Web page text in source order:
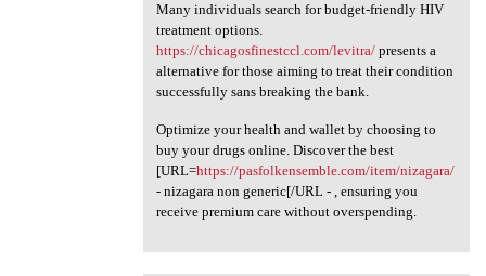
Many individuals search for budget-friendly HIV
treatment options.
https://chicagosfinestccl.com/levitra/presents a
alternative for those aiming to treat their condition
successfully sans breaking the bank.
Optimize your health and wallet by choosing to
buy your drugs online. Discover the best
[URL=https://pasfolkensemble.com/item/nizagara/
- nizagara non generic[/URL - , ensuring you
receive premium care without overspending.